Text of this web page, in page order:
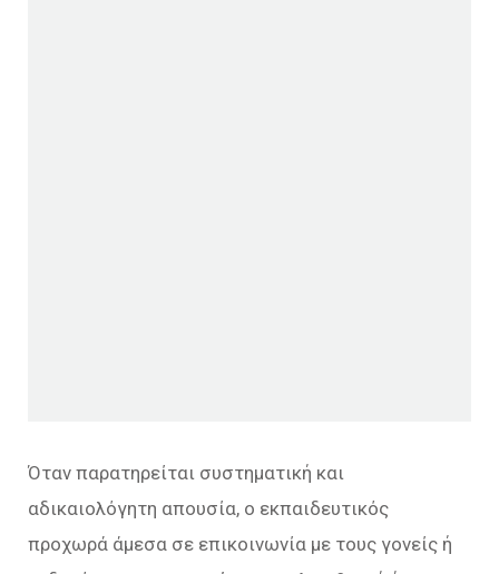
Όταν παρατηρείται συστηματική και
αδικαιολόγητη απουσία, ο εκπαιδευτικός
προχωρά άμεσα σε επικοινωνία με τους γονείς ή